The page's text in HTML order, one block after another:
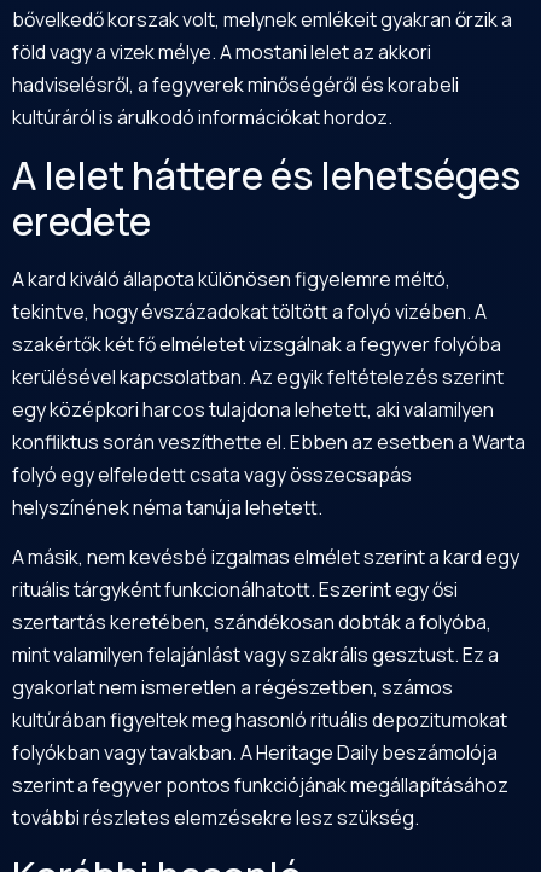
bővelkedő korszak volt, melynek emlékeit gyakran őrzik a
föld vagy a vizek mélye. A mostani lelet az akkori
hadviselésről, a fegyverek minőségéről és korabeli
kultúráról is árulkodó információkat hordoz.
A lelet háttere és lehetséges
eredete
A kard kiváló állapota különösen figyelemre méltó,
tekintve, hogy évszázadokat töltött a folyó vizében. A
szakértők két fő elméletet vizsgálnak a fegyver folyóba
kerülésével kapcsolatban. Az egyik feltételezés szerint
egy középkori harcos tulajdona lehetett, aki valamilyen
konfliktus során veszíthette el. Ebben az esetben a Warta
folyó egy elfeledett csata vagy összecsapás
helyszínének néma tanúja lehetett.
A másik, nem kevésbé izgalmas elmélet szerint a kard egy
rituális tárgyként funkcionálhatott. Eszerint egy ősi
szertartás keretében, szándékosan dobták a folyóba,
mint valamilyen felajánlást vagy szakrális gesztust. Ez a
gyakorlat nem ismeretlen a régészetben, számos
kultúrában figyeltek meg hasonló rituális depozitumokat
folyókban vagy tavakban. A Heritage Daily beszámolója
szerint a fegyver pontos funkciójának megállapításához
további részletes elemzésekre lesz szükség.